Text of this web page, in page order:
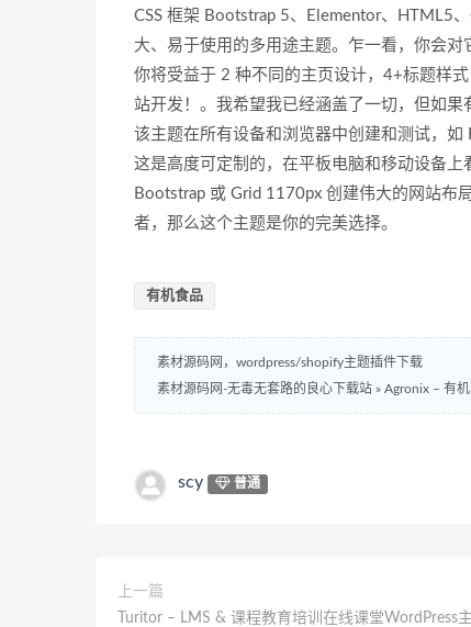
CSS 框架 Bootstrap 5、Elementor、HTML5
大、易于使用的多用途主题。乍一看，你会
你将受益于 2 种不同的主页设计，4+标题样
站开发！。我希望我已经涵盖了一切，但如果
该主题在所有设备和浏览器中创建和测试，如
这是高度可定制的，在平板电脑和移动设备
Bootstrap 或 Grid 1170px 创建伟大的网站布
者，那么这个主题是你的完美选择。
有机食品
素材源码网，wordpress/shopify主题插件下载
素材源码网-无毒无套路的良心下载站 » Agronix – 有
scy 普通
上一篇
Turitor – LMS & 课程教育培训在线课堂WordPress